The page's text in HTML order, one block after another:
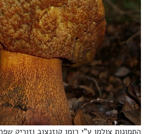
התמונות צולמו ע"י רומן קוזנצוב וזוריק